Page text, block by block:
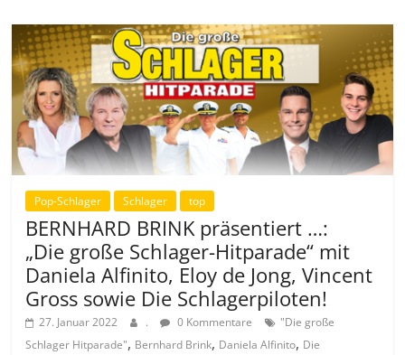
Pop-Schlager Schlager top
BERNHARD BRINK präsentiert …:
„Die große Schlager-Hitparade“ mit
Daniela Alfinito, Eloy de Jong, Vincent
Gross sowie Die Schlagerpiloten!
27. Januar 2022 . 0 Kommentare
"Die große
Schlager Hitparade", Bernhard Brink, Daniela Alfinito, Die